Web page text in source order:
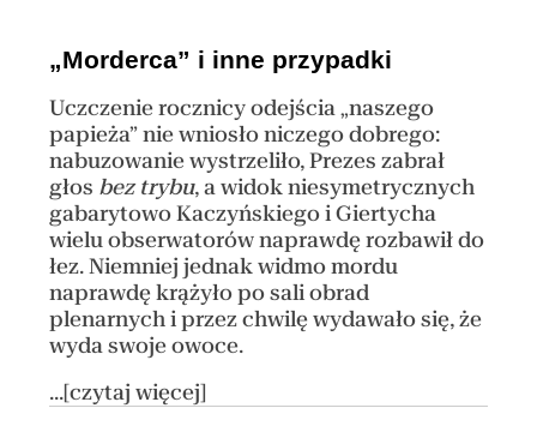
„Morderca” i inne przypadki
Uczczenie rocznicy odejścia „naszego
papieża” nie wniosło niczego dobrego:
nabuzowanie wystrzeliło, Prezes zabrał
głos bez trybu, a widok niesymetrycznych
gabarytowo Kaczyńskiego i Giertycha
wielu obserwatorów naprawdę rozbawił do
łez. Niemniej jednak widmo mordu
naprawdę krążyło po sali obrad
plenarnych i przez chwilę wydawało się, że
wyda swoje owoce.
...[czytaj więcej]